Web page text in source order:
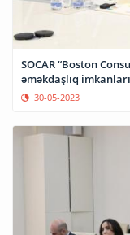
SOCAR “Boston
əməkdaşlıq
30-05-2023